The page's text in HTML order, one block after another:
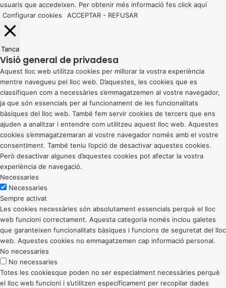
usuaris que accedeixen. Per obtenir més informació fes click aquí
Configurar cookies
ACCEPTAR - REFUSAR
Tanca
Visió general de privadesa
Aquest lloc web utilitza cookies per millorar la vostra experiència
mentre navegueu pel lloc web. D’aquestes, les cookies que es
classifiquen com a necessàries s’emmagatzemen al vostre navegador,
ja que són essencials per al funcionament de les funcionalitats
bàsiques del lloc web. També fem servir cookies de tercers que ens
ajuden a analitzar i entendre com utilitzeu aquest lloc web. Aquestes
cookies s’emmagatzemaran al vostre navegador només amb el vostre
consentiment. També teniu l’opció de desactivar aquestes cookies.
Però desactivar algunes d’aquestes cookies pot afectar la vostra
experiència de navegació.
Necessaries
Necessaries
Sempre activat
Les cookies necessàries són absolutament essencials perquè el lloc
web funcioni correctament. Aquesta categoria només inclou galetes
que garanteixen funcionalitats bàsiques i funcions de seguretat del lloc
web. Aquestes cookies no emmagatzemen cap informació personal.
No necessaries
No necessaries
Totes les cookiesque poden no ser especialment necessàries perquè
el lloc web funcioni i s’utilitzen específicament per recopilar dades